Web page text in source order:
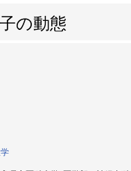
の動態